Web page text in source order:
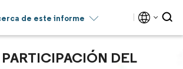
de este informe
DEL